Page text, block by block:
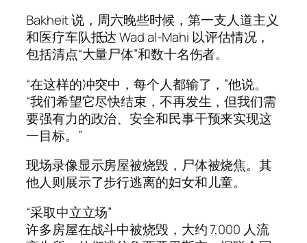
Bakheit 说，周六晚些时候，第一支人道主义
和医疗车队抵达 Wad al-Mahi 以评估情况，
包括清点“大量尸体”和数十名伤者。
“在这样的冲突中，每个人都输了，”他说。
“我们希望它尽快结束，不再发生，但我们需
要强有力的政治、安全和民事干预来实现这
一目标。”
现场录像显示房屋被烧毁，尸体被烧焦。其
他人则展示了步行逃离的妇女和儿童。
“采取中立立场”
许多房屋在战斗中被烧毁，大约 7,000 人流